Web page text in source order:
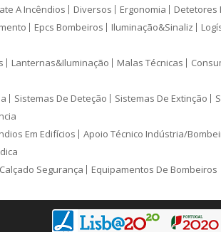
A Incêndios Diversos Ergonomia Detetores
Epcs Bombeiros Iluminação&Sinaliz
Lanternas&Iluminação Malas Técnicas
Sistemas De Deteção Sistemas De Extinção
Em Edifícios Apoio Técnico Indústria/
Calçado Segurança Equipamentos De Bombeiros